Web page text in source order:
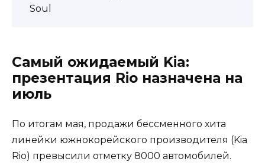
Soul
Самый ожидаемый Kia:
презентация Rio назначена на
июль
По итогам мая, продажи бессменного хита
линейки южнокорейского производителя (Kia
Rio) превысили отметку 8000 автомобилей.